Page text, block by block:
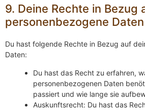
9. Deine Rechte in Bezug
personenbezogene Daten
Du hast folgende Rechte in Bezug auf
Daten:
Du hast das Recht zu erfahren,
personenbezogenen Daten
passiert und wie lange sie
Auskunftsrecht: Du hast das